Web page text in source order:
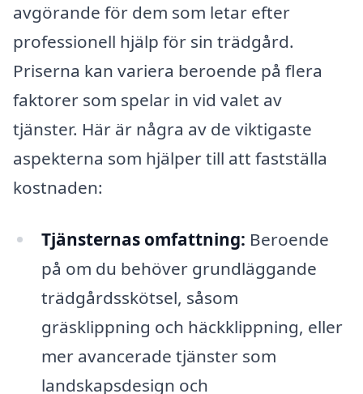
avgörande för dem som letar efter
professionell hjälp för sin trädgård.
Priserna kan variera beroende på flera
faktorer som spelar in vid valet av
tjänster. Här är några av de viktigaste
aspekterna som hjälper till att fastställa
kostnaden:
Tjänsternas omfattning: Beroende
på om du behöver grundläggande
trädgårdsskötsel, såsom
gräsklippning och häckklippning, eller
mer avancerade tjänster som
landskapsdesign och